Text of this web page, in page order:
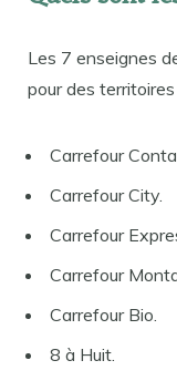
Les 7 enseignes
pour des
Carrefour
Carrefour City.
Carrefour
Carrefour
Carrefour Bio.
8 à Huit.